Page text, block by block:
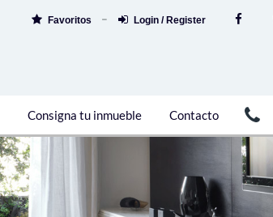
Favoritos Login / Register
Consigna tu inmueble Contacto